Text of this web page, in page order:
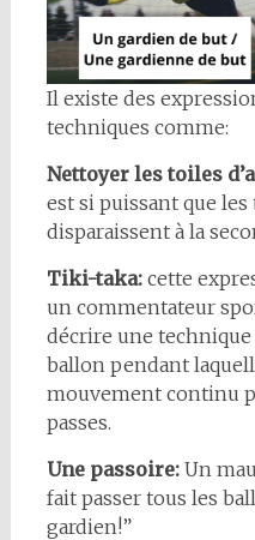
Il existe des
techniques comme:
Nettoyer les toiles
est si puissant que
disparaissent à la
Tiki-taka:cette
un commentateur
décrire une
ballon pendant
mouvement continu
passes.
Une passoire:Un
fait passer tous les
gardien!”